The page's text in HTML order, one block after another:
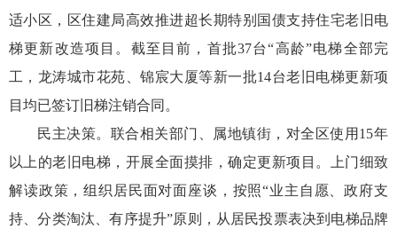
适小区，区住建局高效推进超长期特别国债支持住宅老旧电
梯更新改造项目。截至目前，首批37台“高龄”电梯全部完
工，龙涛城市花苑、锦宸大厦等新一批14台老旧电梯更新项
目均已签订旧梯注销合同。
民主决策。联合相关部门、属地镇街，对全区使用15年
以上的老旧电梯，开展全面摸排，确定更新项目。上门细致
解读政策，组织居民面对面座谈，按照“业主自愿、政府支
持、分类淘汰、有序提升”原则，从居民投票表决到电梯品牌